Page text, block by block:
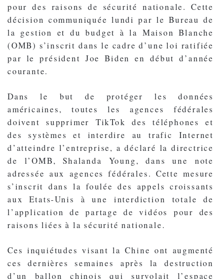
pour des raisons de sécurité nationale. Cette
décision communiquée lundi par le Bureau de
la gestion et du budget à la Maison Blanche
(OMB) s’inscrit dans le cadre d’une loi ratifiée
par le président Joe Biden en début d’année
courante.
Dans le but de protéger les données
américaines, toutes les agences fédérales
doivent supprimer TikTok des téléphones et
des systèmes et interdire au trafic Internet
d’atteindre l’entreprise, a déclaré la directrice
de l’OMB, Shalanda Young, dans une note
adressée aux agences fédérales. Cette mesure
s’inscrit dans la foulée des appels croissants
aux Etats-Unis à une interdiction totale de
l’application de partage de vidéos pour des
raisons liées à la sécurité nationale.
Ces inquiétudes visant la Chine ont augmenté
ces dernières semaines après la destruction
d’un ballon chinois qui survolait l’espace